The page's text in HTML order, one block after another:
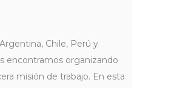
Chile, Perú y
encontramos organizando
misión de trabajo. En esta